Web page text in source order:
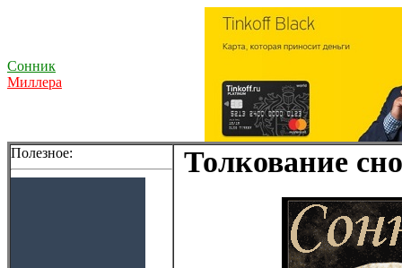
Сонник
Миллера
Полезное: Толкование